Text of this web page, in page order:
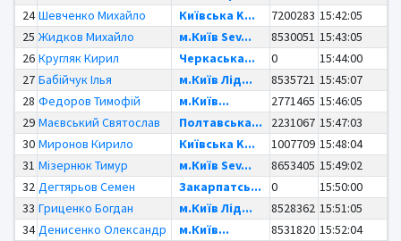
24 Шевченко Михайло Київська K... 7200283 15:42:05
25 Жидков Михайло м.Київ Sev... 8530051 15:43:05
26 Кругляк Кирил Черкаська... 0
15:44:00
27 Бабійчук Ілья м.Київ Лід... 8535721 15:45:07
28 Федоров Тимофій м.Київ... 2771465 15:46:05
29 Маєвський Святослав Полтавська... 2231067 15:47:03
30 Миронов Кирило Київська K... 1007709 15:48:04
31 Мізернюк Тимур м.Київ Sev... 8653405 15:49:02
32 Дегтярьов Семен Закарпатсь... 0
15:50:00
33 Гриценко Богдан м.Київ Лід... 8528362 15:51:05
34 Денисенко Олександр м.Київ... 8531820 15:52:04